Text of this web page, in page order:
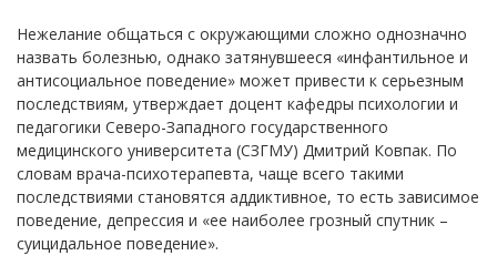
Нежелание общаться с окружающими сложно однозначно
назвать болезнью, однако затянувшееся «инфантильное и
антисоциальное поведение» может привести к серьезным
последствиям, утверждает доцент кафедры психологии и
педагогики Северо-Западного государственного
медицинского университета (СЗГМУ) Дмитрий Ковпак. По
словам врача-психотерапевта, чаще всего такими
последствиями становятся аддиктивное, то есть зависимое
поведение, депрессия и «ее наиболее грозный спутник –
суицидальное поведение».